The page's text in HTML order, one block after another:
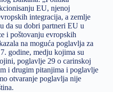
EU, njenoj
integracija, a zemlje
da su dobri partneri EU u
i poštovanju evropskih
na moguća poglavlja za
godine, medju kojima su
poglavlje 29 o carinskoj
i drugim pitanjima i poglavlje
otvaranje poglavlja nije